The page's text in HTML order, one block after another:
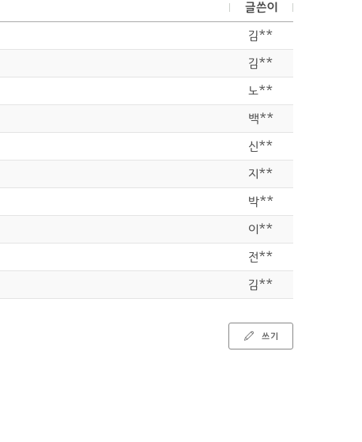
글쓴이
김**
김**
노**
백**
신**
지**
박**
이**
전**
김**
쓰기